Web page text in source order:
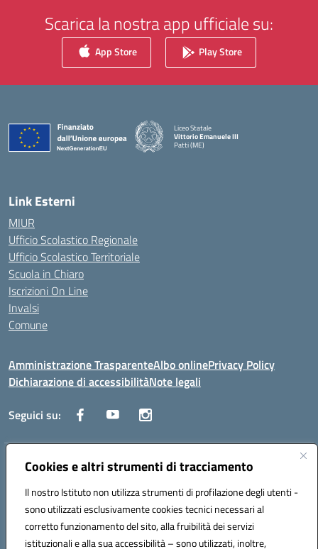
Cookies e altri strumenti di tracciamento
Il nostro Istituto non utilizza strumenti di profilazione degli utenti -
sono utilizzati esclusivamente cookies tecnici necessari al
corretto funzionamento del sito, alla fruibilità dei servizi
istituzionali e alla sua accessibilità – sono utilizzati, inoltre,
Scarica la nostra app ufficiale su:
App Store Play Store
Liceo Statale
Vittorio Emanuele III
Patti (ME)
Link Esterni
MIUR
Ufficio Scolastico Regionale
Ufficio Scolastico Territoriale
Scuola in Chiaro
Iscrizioni On Line
Invalsi
Comune
Amministrazione TrasparenteAlbo onlinePrivacy Policy
Dichiarazione di accessibilitàNote legali
Seguici su:
Indirizzo:Via Trieste, 43 – 98066 Patti (ME)
Posta elettronica certificata (PEC):mepc060006@pec.istruzione.it
Codice fiscale: 86000610831
Codice meccanografico: MEPC060006